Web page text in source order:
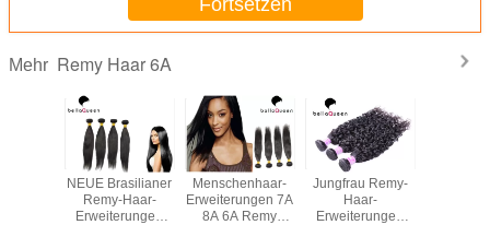
Mehr Remy Haar 6A
NEUE Brasilianer
Remy-Haar-
Erweiterungen
Menschenhaar-
Erweiterungen 7A
8A 6A Remy
Jungfrau Remy-
Haar-
Erweiterungen